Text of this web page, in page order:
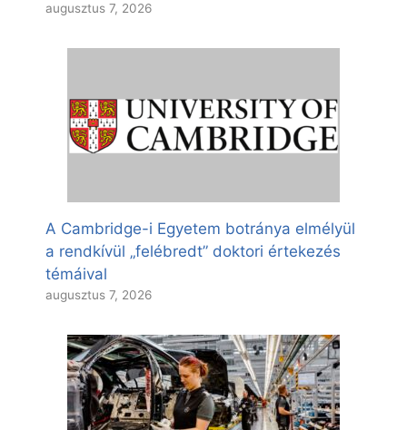
augusztus 7, 2026
A Cambridge-i Egyetem botránya elmélyül
a rendkívül „felébredt” doktori értekezés
témáival
augusztus 7, 2026